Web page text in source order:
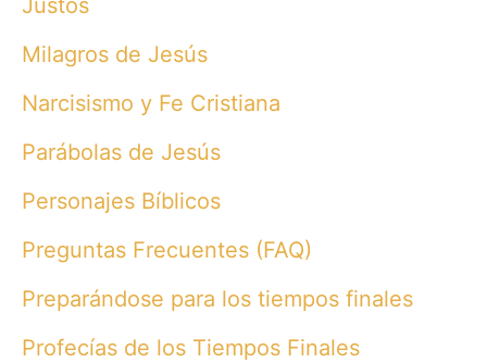
Milagros de Jesús
Narcisismo y Fe Cristiana
Parábolas de Jesús
Personajes Bíblicos
Preguntas Frecuentes (FAQ)
Preparándose para los tiempos finales
Profecías de los Tiempos Finales